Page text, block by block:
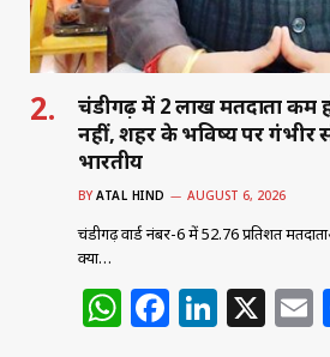
चंडीगढ़ में 2 लाख मतदाता कम
नहीं, शहर के भविष्य पर गंभीर
भारतीय
BY ATAL HIND AUGUST 6, 2026
चंडीगढ़ वार्ड नंबर-6 में 52.76 प्रतिशत
क्या…
W F Li X